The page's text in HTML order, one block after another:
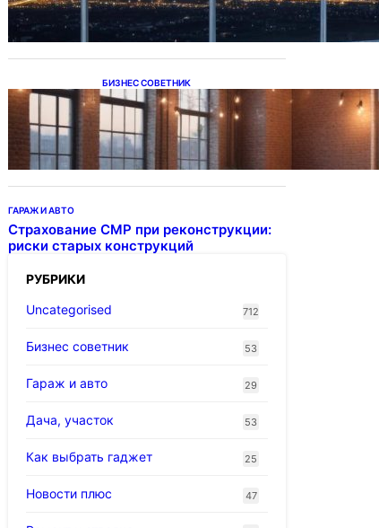
освещения в Казахстане
БИЗНЕС СОВЕТНИК
Подвесные светодиодные
светильники на тросе
ГАРАЖ И АВТО
Страхование СМР при реконструкции:
риски старых конструкций
РУБРИКИ
Uncategorised
712
Бизнес советник 53
Гараж и авто 29
Дача, участок 53
Как выбрать гаджет 25
Новости плюс 47